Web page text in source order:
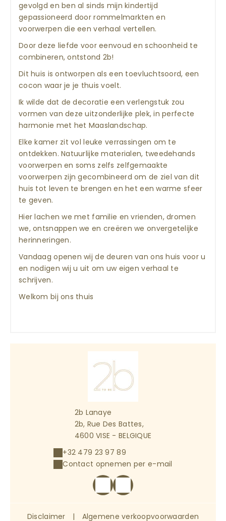
gevolgd en ben al sinds mijn kindertijd
gepassioneerd door rommelmarkten en
voorwerpen die een verhaal vertellen.
Door deze liefde voor eenvoud en schoonheid te
combineren, ontstond 2b!
Dit huis is ontworpen als een toevluchtsoord, een
cocon waar je je thuis voelt.
Ik wilde dat de decoratie een verlengstuk zou
vormen van deze uitzonderlijke plek, in perfecte
harmonie met het Maaslandschap.
Elke kamer zit vol leuke verrassingen om te
ontdekken. Natuurlijke materialen, tweedehands
voorwerpen en soms zelfs zelfgemaakte
voorwerpen zijn gecombineerd om de ziel van dit
huis tot leven te brengen en het een warme sfeer
te geven.
Hier lachen we met familie en vrienden, dromen
we, ontsnappen we en creëren we onvergetelijke
herinneringen.
Vandaag openen wij de deuren van ons huis voor u
en nodigen wij u uit om uw eigen verhaal te
schrijven.
Welkom bij ons thuis
2b Lanaye
2b, Rue Des Battes,
4600 VISE - BELGIQUE
+32 479 23 97 89
Contact opnemen per e-mail
Disclaimer | Algemene verkoopvoorwaarden